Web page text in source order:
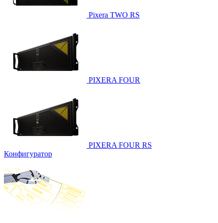
Pixera TWO RS
PIXERA FOUR
PIXERA FOUR RS
Конфигуратор